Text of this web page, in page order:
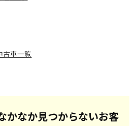
古車一覧
かなか見つからないお客